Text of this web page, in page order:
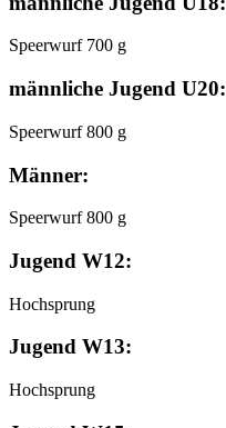
Speerwurf 700 g
männliche Jugend U20:
Speerwurf 800 g
Männer:
Speerwurf 800 g
Jugend W12:
Hochsprung
Jugend W13:
Hochsprung